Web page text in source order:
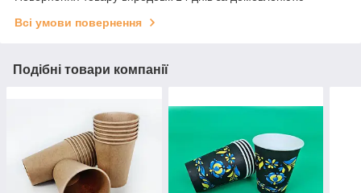
Всі умови повернення
Подібні товари компанії